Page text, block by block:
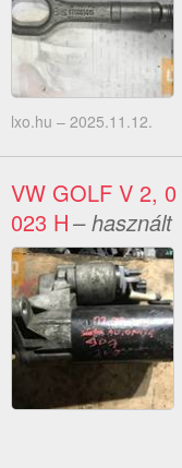
lxo.hu – 2025.11.12.
VW GOLF V 2,
023 H– használt